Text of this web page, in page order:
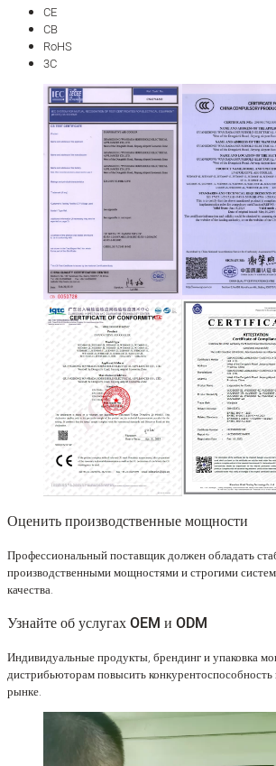
CE
CB
RoHS
3C
Оценить производственные мощности
Профессиональный поставщик должен обладать
производственными мощностями и строгими
качества.
Узнайте об услугах OEM и ODM
Индивидуальные продукты, брендинг и упаковка
дистрибьюторам повысить
рынке.